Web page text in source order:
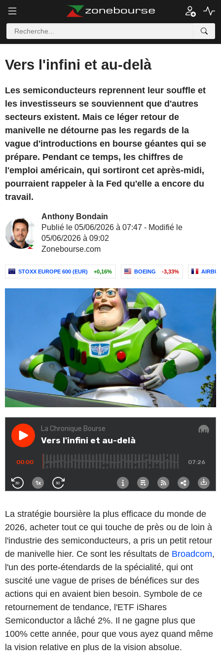
Vers l'infini et au-delà
Les semiconducteurs reprennent leur souffle et
les investisseurs se souviennent que d'autres
secteurs existent. Mais ce léger retour de
manivelle ne détourne pas les regards de la
vague d'introductions en bourse géantes qui se
prépare. Pendant ce temps, les chiffres de
l'emploi américain, qui sortiront cet après-midi,
pourraient rappeler à la Fed qu'elle a encore du
travail.
Anthony Bondain
Publié le 05/06/2026 à 07:47 - Modifié le
05/06/2026 à 09:02
Zonebourse.com
STOXX EUROPE 600 (EUR) +0,16% BOEING -3,33%
La stratégie boursière la plus efficace du monde de
2026, acheter tout ce qui touche de près ou de loin à
l'industrie des semiconducteurs, a pris un petit retour
de manivelle hier. Ce sont les résultats de Broadcom,
l'un des porte-étendards de la spécialité, qui ont
suscité une vague de prises de bénéfices sur des
actions qui en avaient bien besoin. Symbole de ce
retournement de tendance, l'ETF iShares
Semiconductor a lâché 2%. Il ne gagne plus que
100% cette année, pour que vous ayez quand même
la vision relative en plus de la vision absolue.